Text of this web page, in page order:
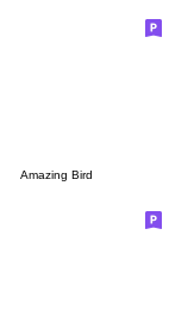
Amazing Bird